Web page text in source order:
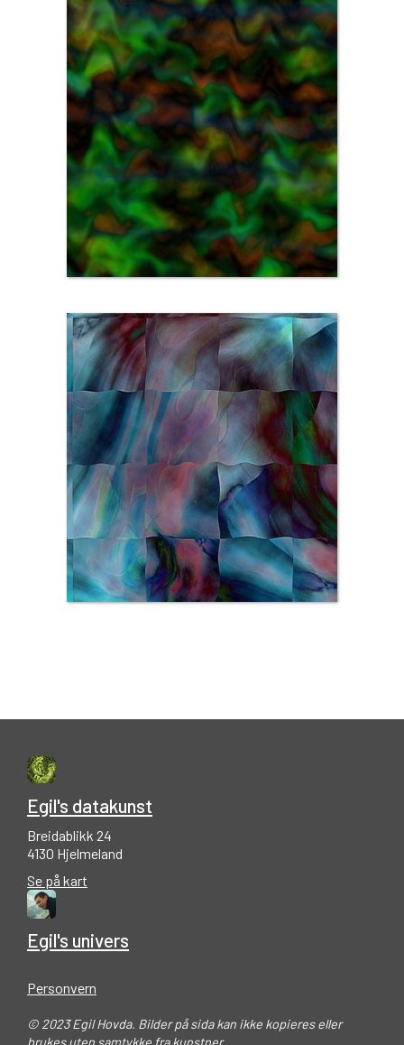
Egil's datakunst
Breidablikk 24
4130 Hjelmeland
Se på kart
Egil's univers
Personvern
© 2023 Egil Hovda. Bilder på sida kan ikke kopieres eller